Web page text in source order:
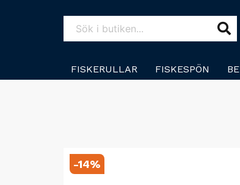
FISKERULLAR FISKESPÖN
-14%